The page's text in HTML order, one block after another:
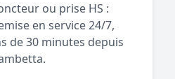
ou prise HS :
en service 24/7,
de 30 minutes depuis